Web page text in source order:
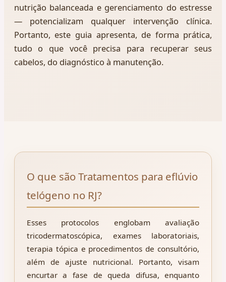
nutrição balanceada e gerenciamento do estresse
— potencializam qualquer intervenção clínica.
Portanto, este guia apresenta, de forma prática,
tudo o que você precisa para recuperar seus
cabelos, do diagnóstico à manutenção.
O que são Tratamentos para eflúvio
telógeno no RJ?
Esses protocolos englobam avaliação
tricodermatoscópica, exames laboratoriais,
terapia tópica e procedimentos de consultório,
além de ajuste nutricional. Portanto, visam
encurtar a fase de queda difusa, enquanto